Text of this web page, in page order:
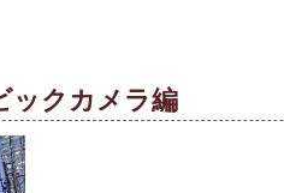
ックカメラ編